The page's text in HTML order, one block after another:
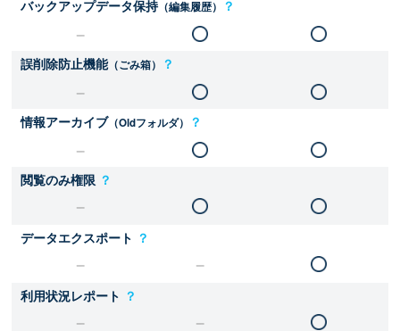
バックアップデータ保持（編集履歴） ？
誤削除防止機能（ごみ箱） ？
情報アーカイブ（Oldフォルダ） ？
閲覧のみ権限 ？
データエクスポート ？
利用状況レポート ？